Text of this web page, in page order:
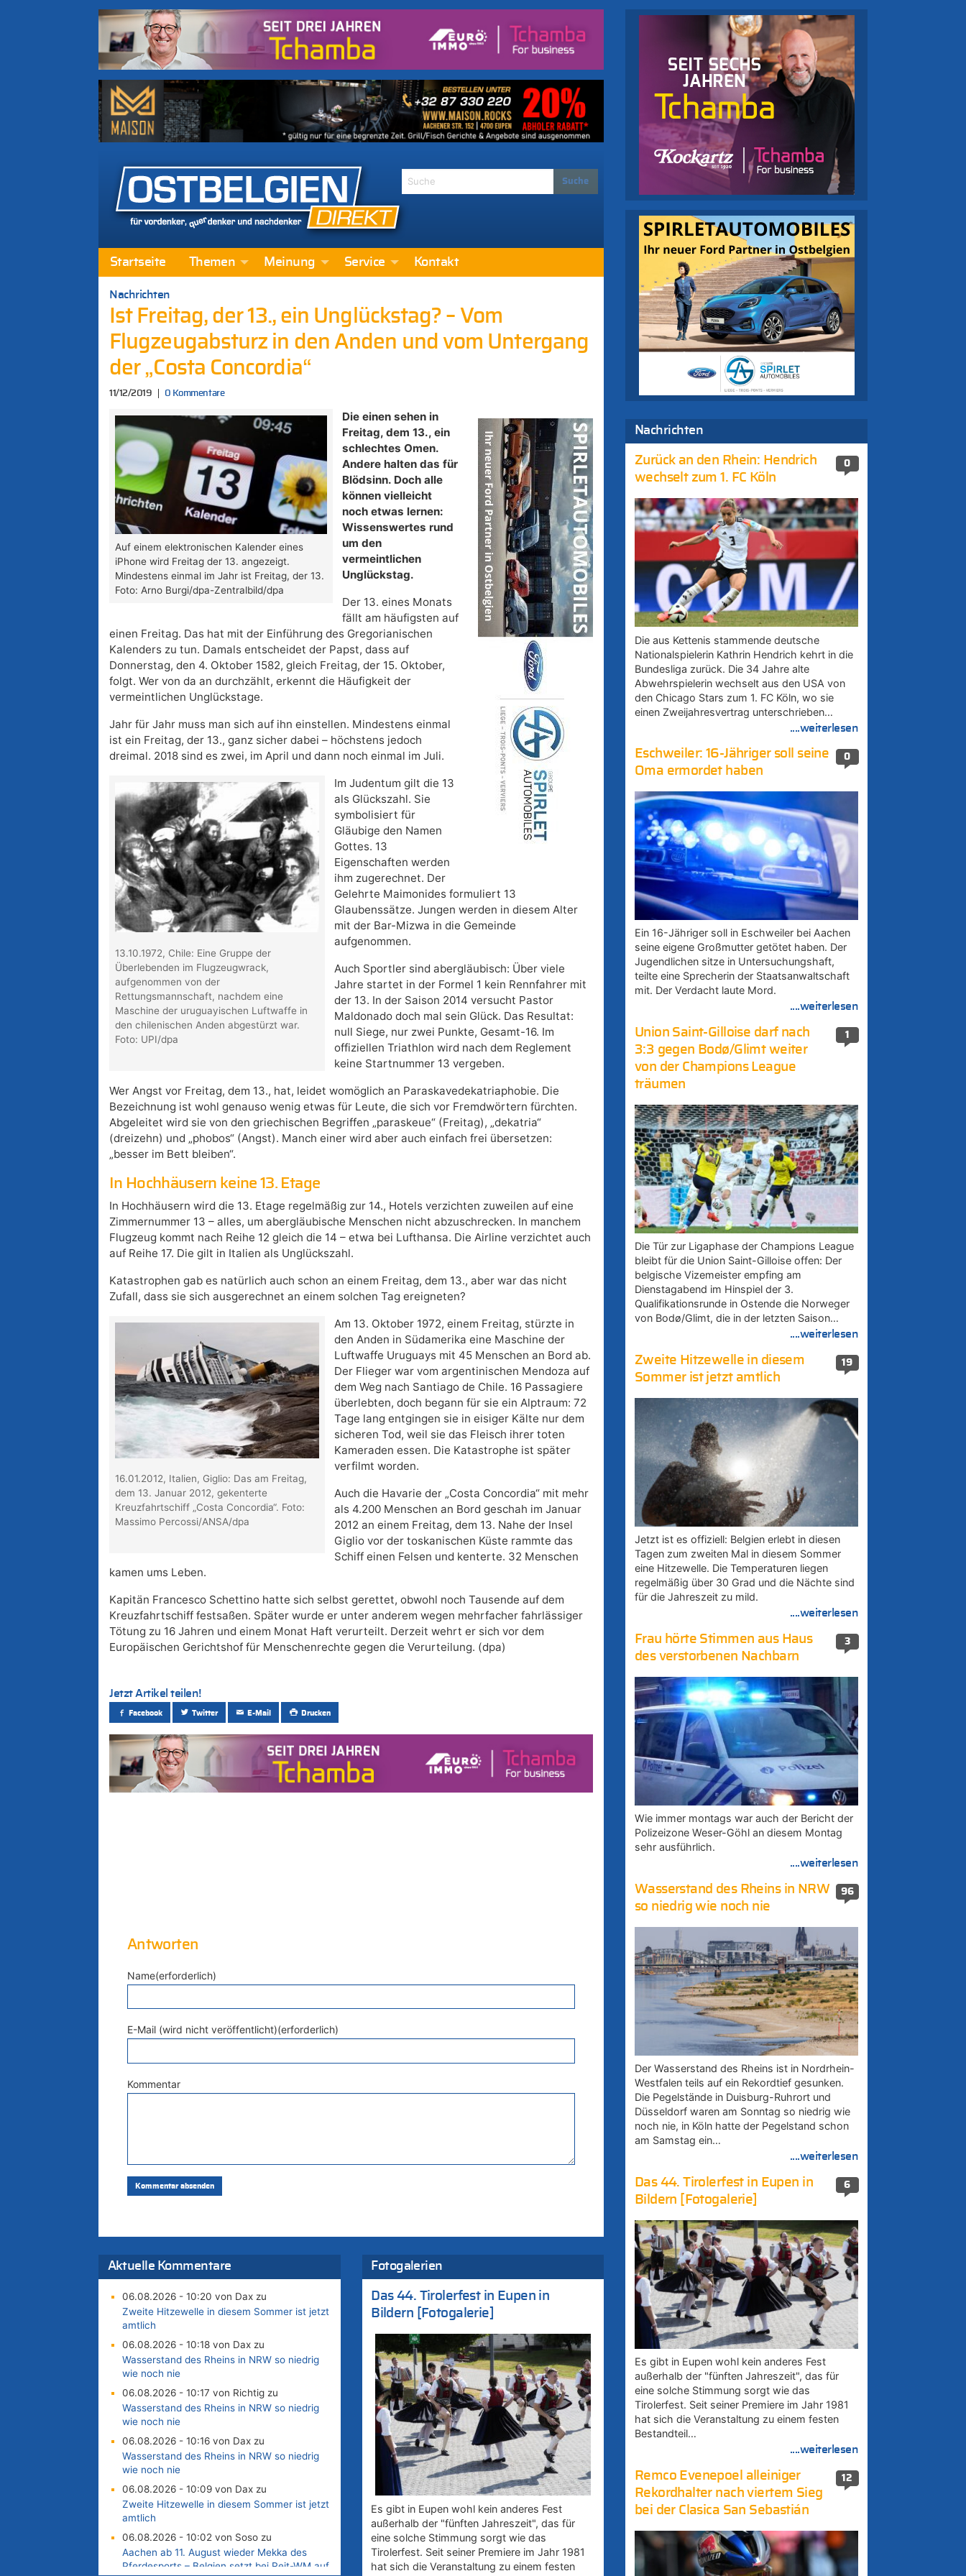
Startseite Themen Meinung Service Kontakt
Nachrichten
Ist Freitag, der 13., ein Unglückstag? – Vom
Flugzeugabsturz in den Anden und vom Untergang
der „Costa Concordia“
11/12/2019 0 Kommentare
Auf einem elektronischen Kalender eines
iPhone wird Freitag der 13. angezeigt.
Mindestens einmal im Jahr ist Freitag, der 13.
Foto: Arno Burgi/dpa-Zentralbild/dpa
Die einen sehen in
Freitag, dem 13., ein
schlechtes Omen.
Andere halten das für
Blödsinn. Doch alle
können vielleicht
noch etwas lernen:
Wissenswertes rund
um den
vermeintlichen
Unglückstag.
Der 13. eines Monats
fällt am häufigsten auf
einen Freitag. Das hat mit der Einführung des Gregorianischen
Kalenders zu tun. Damals entscheidet der Papst, dass auf
Donnerstag, den 4. Oktober 1582, gleich Freitag, der 15. Oktober,
folgt. Wer von da an durchzählt, erkennt die Häufigkeit der
vermeintlichen Unglückstage.
Jahr für Jahr muss man sich auf ihn einstellen. Mindestens einmal
ist ein Freitag, der 13., ganz sicher dabei – höchstens jedoch
dreimal. 2018 sind es zwei, im April und dann noch einmal im Juli.
13.10.1972, Chile: Eine Gruppe der
Überlebenden im Flugzeugwrack,
aufgenommen von der
Rettungsmannschaft, nachdem eine
Maschine der uruguayischen Luftwaffe in
den chilenischen Anden abgestürzt war.
Foto: UPI/dpa
Im Judentum gilt die 13
als Glückszahl. Sie
symbolisiert für
Gläubige den Namen
Gottes. 13
Eigenschaften werden
ihm zugerechnet. Der
Gelehrte Maimonides formuliert 13
Glaubenssätze. Jungen werden in diesem Alter
mit der Bar-Mizwa in die Gemeinde
aufgenommen.
Auch Sportler sind abergläubisch: Über viele
Jahre startet in der Formel 1 kein Rennfahrer mit
der 13. In der Saison 2014 versucht Pastor
Maldonado doch mal sein Glück. Das Resultat:
null Siege, nur zwei Punkte, Gesamt-16. Im
offiziellen Triathlon wird nach dem Reglement
keine Startnummer 13 vergeben.
Wer Angst vor Freitag, dem 13., hat, leidet womöglich an Paraskavedekatriaphobie. Die
Bezeichnung ist wohl genauso wenig etwas für Leute, die sich vor Fremdwörtern fürchten.
Abgeleitet wird sie von den griechischen Begriffen „paraskeue“ (Freitag), „dekatria“
(dreizehn) und „phobos“ (Angst). Manch einer wird aber auch einfach frei übersetzen:
„besser im Bett bleiben“.
In Hochhäusern keine 13. Etage
In Hochhäusern wird die 13. Etage regelmäßig zur 14., Hotels verzichten zuweilen auf eine
Zimmernummer 13 – alles, um abergläubische Menschen nicht abzuschrecken. In manchem
Flugzeug kommt nach Reihe 12 gleich die 14 – etwa bei Lufthansa. Die Airline verzichtet auch
auf Reihe 17. Die gilt in Italien als Unglückszahl.
Katastrophen gab es natürlich auch schon an einem Freitag, dem 13., aber war das nicht
Zufall, dass sie sich ausgerechnet an einem solchen Tag ereigneten?
16.01.2012, Italien, Giglio: Das am Freitag,
dem 13. Januar 2012, gekenterte
Kreuzfahrtschiff „Costa Concordia“. Foto:
Massimo Percossi/ANSA/dpa
Am 13. Oktober 1972, einem Freitag, stürzte in
den Anden in Südamerika eine Maschine der
Luftwaffe Uruguays mit 45 Menschen an Bord ab.
Der Flieger war vom argentinischen Mendoza auf
dem Weg nach Santiago de Chile. 16 Passagiere
überlebten, doch begann für sie ein Alptraum: 72
Tage lang entgingen sie in eisiger Kälte nur dem
sicheren Tod, weil sie das Fleisch ihrer toten
Kameraden essen. Die Katastrophe ist später
verfilmt worden.
Auch die Havarie der „Costa Concordia“ mit mehr
als 4.200 Menschen an Bord geschah im Januar
2012 an einem Freitag, dem 13. Nahe der Insel
Giglio vor der toskanischen Küste rammte das
Schiff einen Felsen und kenterte. 32 Menschen
kamen ums Leben.
Kapitän Francesco Schettino hatte sich selbst gerettet, obwohl noch Tausende auf dem
Kreuzfahrtschiff festsaßen. Später wurde er unter anderem wegen mehrfacher fahrlässiger
Tötung zu 16 Jahren und einem Monat Haft verurteilt. Derzeit wehrt er sich vor dem
Europäischen Gerichtshof für Menschenrechte gegen die Verurteilung. (dpa)
Jetzt Artikel teilen!
Facebook Twitter E-Mail Drucken
Antworten
Name(erforderlich)
E-Mail (wird nicht veröffentlicht)(erforderlich)
Kommentar
Aktuelle Kommentare
06.08.2026 - 10:20 von Dax zu
Zweite Hitzewelle in diesem Sommer ist jetzt
amtlich
06.08.2026 - 10:18 von Dax zu
Wasserstand des Rheins in NRW so niedrig
wie noch nie
06.08.2026 - 10:17 von Richtig zu
Wasserstand des Rheins in NRW so niedrig
wie noch nie
06.08.2026 - 10:16 von Dax zu
Wasserstand des Rheins in NRW so niedrig
wie noch nie
06.08.2026 - 10:09 von Dax zu
Zweite Hitzewelle in diesem Sommer ist jetzt
amtlich
06.08.2026 - 10:02 von Soso zu
Aachen ab 11. August wieder Mekka des
Pferdesports – Belgien setzt bei Reit-WM auf
Fotogalerien
Das 44. Tirolerfest in Eupen in
Bildern [Fotogalerie]
Es gibt in Eupen wohl kein anderes Fest
außerhalb der "fünften Jahreszeit", das für
eine solche Stimmung sorgt wie das
Tirolerfest. Seit seiner Premiere im Jahr 1981
hat sich die Veranstaltung zu einem festen
Nachrichten
0
Zurück an den Rhein: Hendrich
wechselt zum 1. FC Köln
Die aus Kettenis stammende deutsche
Nationalspielerin Kathrin Hendrich kehrt in die
Bundesliga zurück. Die 34 Jahre alte
Abwehrspielerin wechselt aus den USA von
den Chicago Stars zum 1. FC Köln, wo sie
einen Zweijahresvertrag unterschrieben…
....weiterlesen
0
Eschweiler: 16-Jähriger soll seine
Oma ermordet haben
Ein 16-Jähriger soll in Eschweiler bei Aachen
seine eigene Großmutter getötet haben. Der
Jugendlichen sitze in Untersuchungshaft,
teilte eine Sprecherin der Staatsanwaltschaft
mit. Der Verdacht laute Mord.
....weiterlesen
1
Union Saint-Gilloise darf nach
3:3 gegen Bodø/Glimt weiter
von der Champions League
träumen
Die Tür zur Ligaphase der Champions League
bleibt für die Union Saint-Gilloise offen: Der
belgische Vizemeister empfing am
Dienstagabend im Hinspiel der 3.
Qualifikationsrunde in Ostende die Norweger
von Bodø/Glimt, die in der letzten Saison…
....weiterlesen
19
Zweite Hitzewelle in diesem
Sommer ist jetzt amtlich
Jetzt ist es offiziell: Belgien erlebt in diesen
Tagen zum zweiten Mal in diesem Sommer
eine Hitzewelle. Die Temperaturen liegen
regelmäßig über 30 Grad und die Nächte sind
für die Jahreszeit zu mild.
....weiterlesen
3
Frau hörte Stimmen aus Haus
des verstorbenen Nachbarn
Wie immer montags war auch der Bericht der
Polizeizone Weser-Göhl an diesem Montag
sehr ausführlich.
....weiterlesen
96
Wasserstand des Rheins in NRW
so niedrig wie noch nie
Der Wasserstand des Rheins ist in Nordrhein-
Westfalen teils auf ein Rekordtief gesunken.
Die Pegelstände in Duisburg-Ruhrort und
Düsseldorf waren am Sonntag so niedrig wie
noch nie, in Köln hatte der Pegelstand schon
am Samstag ein…
....weiterlesen
6
Das 44. Tirolerfest in Eupen in
Bildern [Fotogalerie]
Es gibt in Eupen wohl kein anderes Fest
außerhalb der "fünften Jahreszeit", das für
eine solche Stimmung sorgt wie das
Tirolerfest. Seit seiner Premiere im Jahr 1981
hat sich die Veranstaltung zu einem festen
Bestandteil…
....weiterlesen
12
Remco Evenepoel alleiniger
Rekordhalter nach viertem Sieg
bei der Clasica San Sebastián